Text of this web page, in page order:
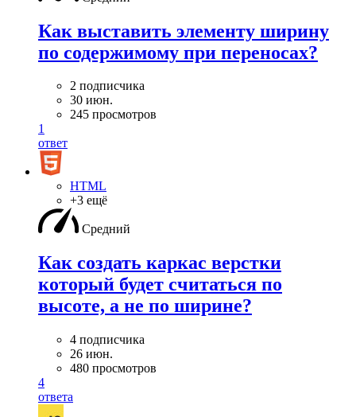
Как выставить элементу ширину
по содержимому при переносах?
2 подписчика
30 июн.
245 просмотров
1
ответ
HTML
+3 ещё
Средний
Как создать каркас верстки
который будет считаться по
высоте, а не по ширине?
4 подписчика
26 июн.
480 просмотров
4
ответа